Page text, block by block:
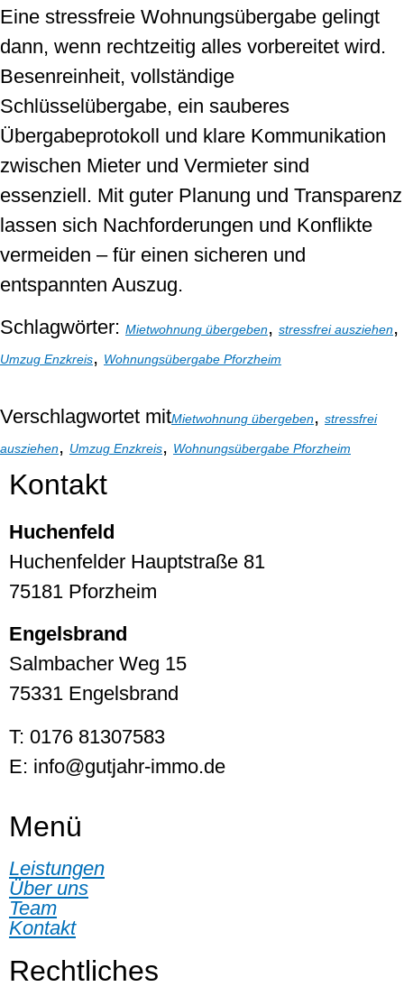
Eine stressfreie Wohnungsübergabe gelingt
dann, wenn rechtzeitig alles vorbereitet wird.
Besenreinheit, vollständige
Schlüsselübergabe, ein sauberes
Übergabeprotokoll und klare Kommunikation
zwischen Mieter und Vermieter sind
essenziell. Mit guter Planung und Transparenz
lassen sich Nachforderungen und Konflikte
vermeiden – für einen sicheren und
entspannten Auszug.
Schlagwörter: Mietwohnung übergeben, stressfrei ausziehen,
Umzug Enzkreis, Wohnungsübergabe Pforzheim
Verschlagwortet mitMietwohnung übergeben, stressfrei
ausziehen, Umzug Enzkreis, Wohnungsübergabe Pforzheim
Kontakt
Huchenfeld
Huchenfelder Hauptstraße 81
75181 Pforzheim
Engelsbrand
Salmbacher Weg 15
75331 Engelsbrand
T: 0176 81307583
E: info@gutjahr-immo.de
Menü
Leistungen
Über uns
Team
Kontakt
Rechtliches